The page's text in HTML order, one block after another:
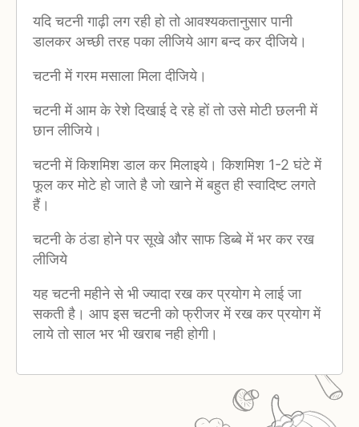
यदि चटनी गाढ़ी लग रही हो तो आवश्यकतानुसार पानी
डालकर अच्छी तरह पका लीजिये आग बन्द कर दीजिये।
चटनी में गरम मसाला मिला दीजिये।
चटनी में आम के रेशे दिखाई दे रहे हों तो उसे मोटी छलनी में
छान लीजिये।
चटनी में किशमिश डाल कर मिलाइये। किशमिश 1-2 घंटे में
फूल कर मोटे हो जाते है जो खाने में बहुत ही स्वादिष्ट लगते
हैं।
चटनी के ठंडा होने पर सूखे और साफ डिब्बे में भर कर रख
लीजिये
यह चटनी महीने से भी ज्यादा रख कर प्रयोग मे लाई जा
सकती है। आप इस चटनी को फ्रीजर में रख कर प्रयोग में
लाये तो साल भर भी खराब नही होगी।